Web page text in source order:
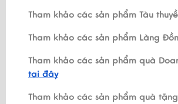
Tham khảo các sản phẩm Tàu
Tham khảo các sản phẩm Làng
Tham khảo các sản phẩm quà
tại đây
Tham khảo các sản phẩm quà